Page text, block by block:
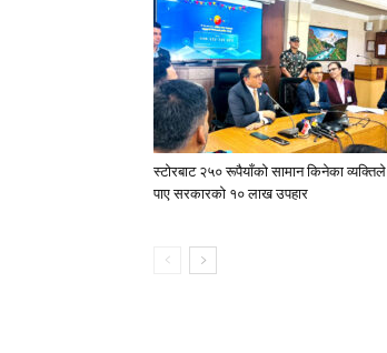
स्टाेरबाट २५० रूपैयाँको सामान किनेका व्यक्तिले
पाए सरकारको १० लाख उपहार